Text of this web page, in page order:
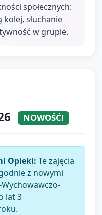
społecznych:
słuchanie
w grupie.
NOWOŚĆ!
Opieki: Te zajęcia
z nowymi
lat 3